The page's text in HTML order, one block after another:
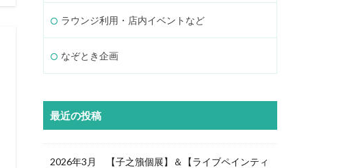
ラウンジ利用・店内イベントなど
なぞとき企画
最近の投稿
2026年3月 【子之籏個展】＆【ライブペインティ